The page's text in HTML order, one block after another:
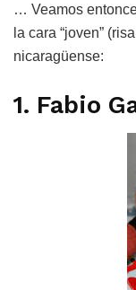
… Veamos
la cara “joven”
nicaragüense:
1. Fabio